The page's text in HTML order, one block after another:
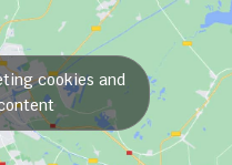
cookies and